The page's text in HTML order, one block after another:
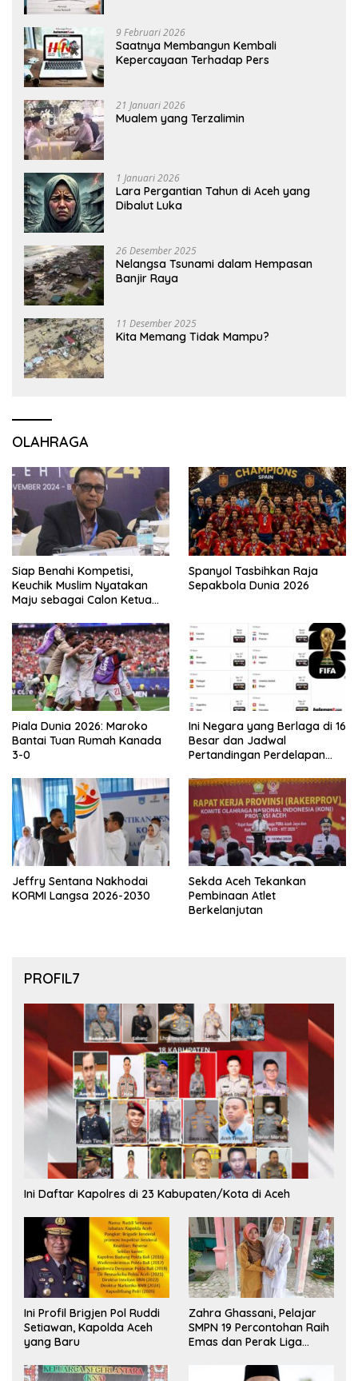
9 Februari 2026
Saatnya Membangun Kembali
Kepercayaan Terhadap Pers
21 Januari 2026
Mualem yang Terzalimin
1 Januari 2026
Lara Pergantian Tahun di Aceh yang
Dibalut Luka
26 Desember 2025
Nelangsa Tsunami dalam Hempasan
Banjir Raya
11 Desember 2025
Kita Memang Tidak Mampu?
OLAHRAGA
Siap Benahi Kompetisi,
Keuchik Muslim Nyatakan
Maju sebagai Calon Ketua
Spanyol Tasbihkan Raja
Sepakbola Dunia 2026
Piala Dunia 2026: Maroko
Bantai Tuan Rumah Kanada
3-0
Ini Negara yang Berlaga di 16
Besar dan Jadwal
Pertandingan Perdelapan
Jeffry Sentana Nakhodai
KORMI Langsa 2026-2030
Sekda Aceh Tekankan
Pembinaan Atlet
Berkelanjutan
PROFIL7
Ini Daftar Kapolres di 23 Kabupaten/Kota di Aceh
Ini Profil Brigjen Pol Ruddi
Setiawan, Kapolda Aceh
yang Baru
Zahra Ghassani, Pelajar
SMPN 19 Percontohan Raih
Emas dan Perak Liga